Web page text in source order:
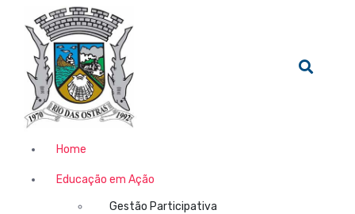
Home
Educação em Ação
Gestão Participativa